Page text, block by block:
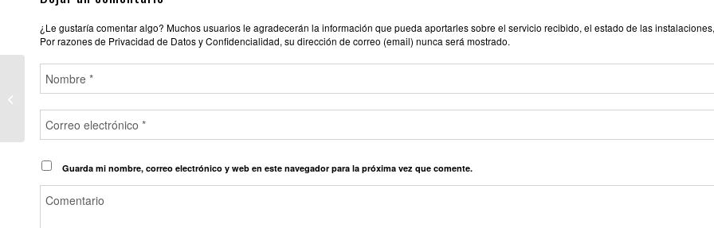
¿Le gustaría comentar algo? Muchos usuarios le agradecerán la información que pueda aportarles sobre el servicio recibido, el estado de las
Por razones de Privacidad de Datos y Confidencialidad, su dirección de correo (email) nunca será mostrado.
Guarda mi nombre, correo electrónico y web en este navegador para la próxima vez que comente.
HOTEL CLUB PRIVATE
PAMPLONA